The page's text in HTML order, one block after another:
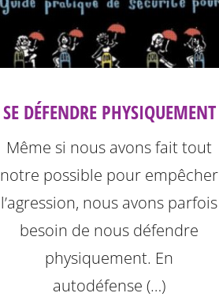
SE DÉFENDRE PHYSIQUEMENT
Même si nous avons fait tout
notre possible pour empêcher
l’agression, nous avons parfois
besoin de nous défendre
physiquement. En
autodéfense (…)